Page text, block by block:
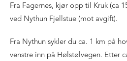
Fra Fagernes, kjør opp til Kruk (ca
ved Nythun Fjellstue (mot avgift).
Fra Nythun sykler du ca. 1 km på
venstre inn på Hølstølvegen. Etter